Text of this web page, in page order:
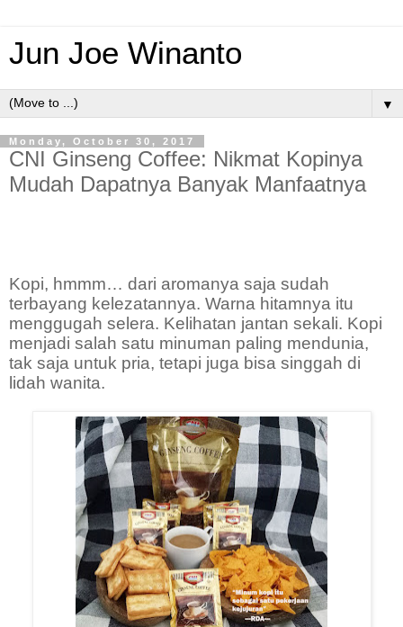
Jun Joe Winanto
▼
Monday, October 30, 2017
CNI Ginseng Coffee: Nikmat Kopinya
Mudah Dapatnya Banyak Manfaatnya
Kopi, hmmm… dari aromanya saja sudah
terbayang kelezatannya. Warna hitamnya itu
menggugah selera. Kelihatan jantan sekali. Kopi
menjadi salah satu minuman paling mendunia,
tak saja untuk pria, tetapi juga bisa singgah di
lidah wanita.